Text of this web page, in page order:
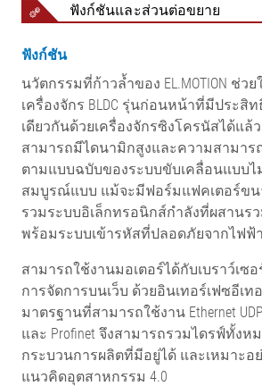
ฟังก์ชันและส่วนต่อขยาย
ฟังก์ชัน
นวัตกรรมที่ก้าวล้ำของ EL.MOTION ช่
เครื่องจักร BLDC รุ่นก่อนหน้าที่มีประสิ
เดียวกันด้วยเครื่องจักรซิงโครนัสได้แล้
สามารถมีไดนามิกสูงและความสามาร
ตามแบบฉบับของระบบขับเคลื่อนแบบไ
สมบูรณ์แบบ แม้จะมีฟอร์มแฟคเตอร์ขน
รวมระบบอิเล็กทรอนิกส์กำลังที่ผสานร
พร้อมระบบเข้ารหัสที่ปลอดภัยจากไฟฟ้
สามารถใช้งานมอเตอร์ได้กับเบราว์เซ
การจัดการบนเว็บ ด้วยอินเทอร์เฟซอีเท
มาตรฐานที่สามารถใช้งาน Ethernet
และ Profinet จึงสามารถรวมไดรฟ์ทั้งห
กระบวนการผลิตที่มีอยู่ได้ และเหมาะอ
แนวคิดอุตสาหกรรม 4.0